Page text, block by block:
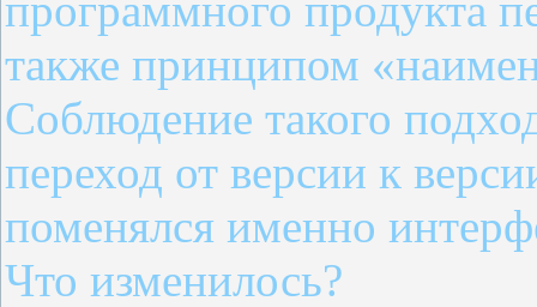
также принципом
Соблюдение такого
переход от версии к
поменялся именно
Что изменилось?